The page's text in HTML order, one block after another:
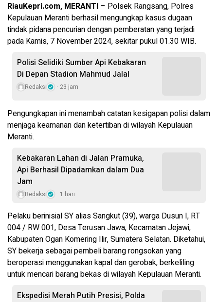
RiauKepri.com, MERANTI – Polsek Rangsang, Polres
Kepulauan Meranti berhasil mengungkap kasus dugaan
tindak pidana pencurian dengan pemberatan yang terjadi
pada Kamis, 7 November 2024, sekitar pukul 01.30 WIB.
Polisi Selidiki Sumber Api Kebakaran
Di Depan Stadion Mahmud Jalal
Redaksi 23 jam
Pengungkapan ini menambah catatan kesigapan polisi dalam
menjaga keamanan dan ketertiban di wilayah Kepulauan
Meranti.
Kebakaran Lahan di Jalan Pramuka,
Api Berhasil Dipadamkan dalam Dua
Jam
Redaksi 1 hari
Pelaku berinisial SY alias Sangkut (39), warga Dusun I, RT
004 / RW 001, Desa Terusan Jawa, Kecamatan Jejawi,
Kabupaten Ogan Komering Ilir, Sumatera Selatan. Diketahui,
SY bekerja sebagai pembeli barang rongsokan yang
beroperasi menggunakan kapal dan gerobak, berkeliling
untuk mencari barang bekas di wilayah Kepulauan Meranti.
Ekspedisi Merah Putih Presisi, Polda